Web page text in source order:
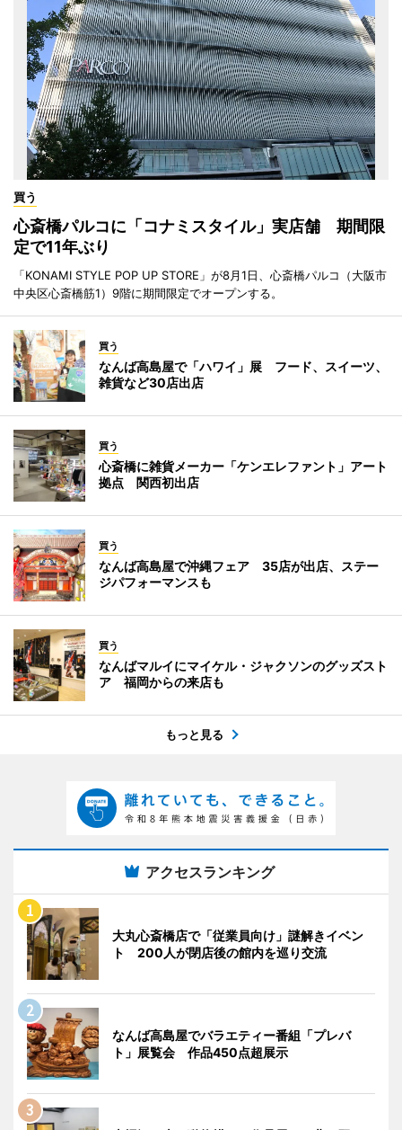
買う
心斎橋パルコに「コナミスタイル」実店舗 期間限
定で11年ぶり
「KONAMI STYLE POP UP STORE」が8月1日、心斎橋パルコ（大阪市
中央区心斎橋筋1）9階に期間限定でオープンする。
買う
なんば高島屋で「ハワイ」展 フード、スイーツ、
雑貨など30店出店
買う
心斎橋に雑貨メーカー「ケンエレファント」アート
拠点 関西初出店
買う
なんば高島屋で沖縄フェア 35店が出店、ステー
ジパフォーマンスも
買う
なんばマルイにマイケル・ジャクソンのグッズスト
ア 福岡からの来店も
もっと見る
アクセスランキング
大丸心斎橋店で「従業員向け」謎解きイベン
ト 200人が閉店後の館内を巡り交流
なんば高島屋でバラエティー番組「プレバ
ト」展覧会 作品450点超展示